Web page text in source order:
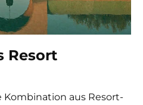
Resort
aus Resort-